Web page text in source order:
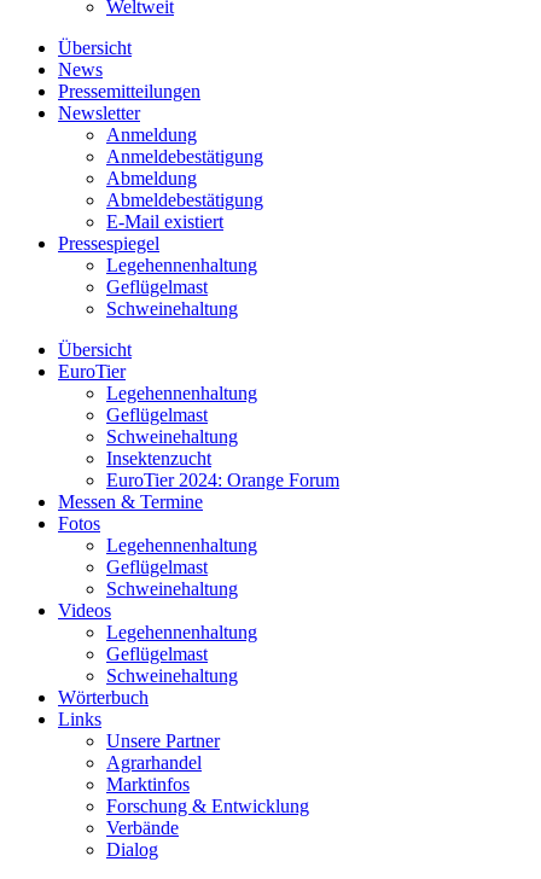
Weltweit
Übersicht
News
Pressemitteilungen
Newsletter
Anmeldung
Anmeldebestätigung
Abmeldung
Abmeldebestätigung
E-Mail existiert
Pressespiegel
Legehennenhaltung
Geflügelmast
Schweinehaltung
Übersicht
EuroTier
Legehennenhaltung
Geflügelmast
Schweinehaltung
Insektenzucht
EuroTier 2024: Orange Forum
Messen & Termine
Fotos
Legehennenhaltung
Geflügelmast
Schweinehaltung
Videos
Legehennenhaltung
Geflügelmast
Schweinehaltung
Wörterbuch
Links
Unsere Partner
Agrarhandel
Marktinfos
Forschung & Entwicklung
Verbände
Dialog